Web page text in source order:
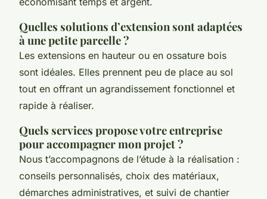
Quelles solutions d’extension sont adaptées
à une petite parcelle ?
Les extensions en hauteur ou en ossature bois
sont idéales. Elles prennent peu de place au sol
tout en offrant un agrandissement fonctionnel et
rapide à réaliser.
Quels services propose votre entreprise
pour accompagner mon projet ?
Nous t’accompagnons de l’étude à la réalisation :
conseils personnalisés, choix des matériaux,
démarches administratives, et suivi de chantier